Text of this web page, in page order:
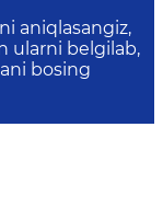
aniqlasangiz,
ularni belgilab,
bosing